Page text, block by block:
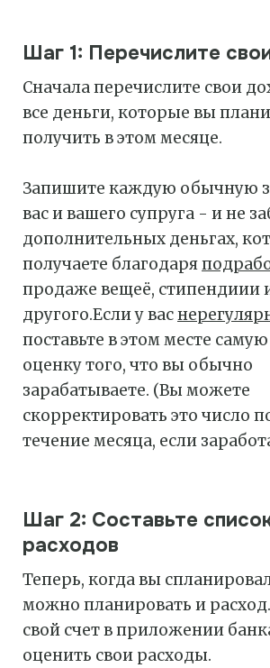
Шаг 1: Перечислите
Сначала перечислите свои
все деньги, которые вы
получить в этом месяце.
Запишите каждую обычную
вас и вашего супруга - и не
дополнительных деньгах,
получаете благодаря
продаже вещеё, стипендиии
другого.Если у вас
поставьте в этом месте
оценку того, что вы обычно
зарабатываете. (Вы можете
скорректировать это число
течение месяца, если
Шаг 2: Составьте
расходов
Теперь, когда вы
можно планировать и
свой счет в приложении
оценить свои расходы.